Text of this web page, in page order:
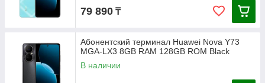
79 890 ₸
Абонентский терминал Huawei Nova Y73
MGA-LX3 8GB RAM 128GB ROM Black
В наличии